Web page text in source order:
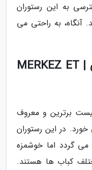
به این رستوران
آنگاه، به راحتی می
رستوران مرکزیت لوکانتاشی | MERKEZ ET
برترین و معروف
در این رستوران
می گردد اما خوشمزه
کباب ها هستند.